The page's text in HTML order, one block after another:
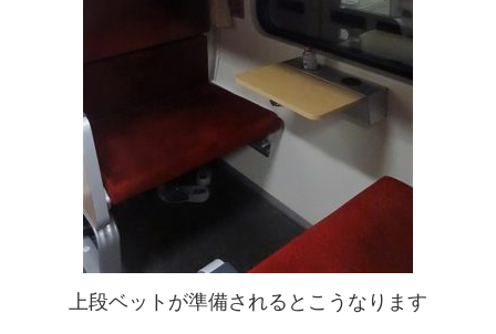
上段ベットが準備されるとこうなります